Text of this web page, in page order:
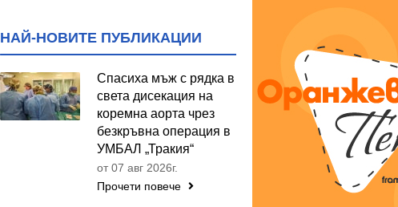
НАЙ-НОВИТЕ ПУБЛИКАЦИИ
Спасиха мъж с рядка в
света дисекация на
коремна аорта чрез
безкръвна операция в
УМБАЛ „Тракия“
от 07 авг 2026г.
Прочети повече